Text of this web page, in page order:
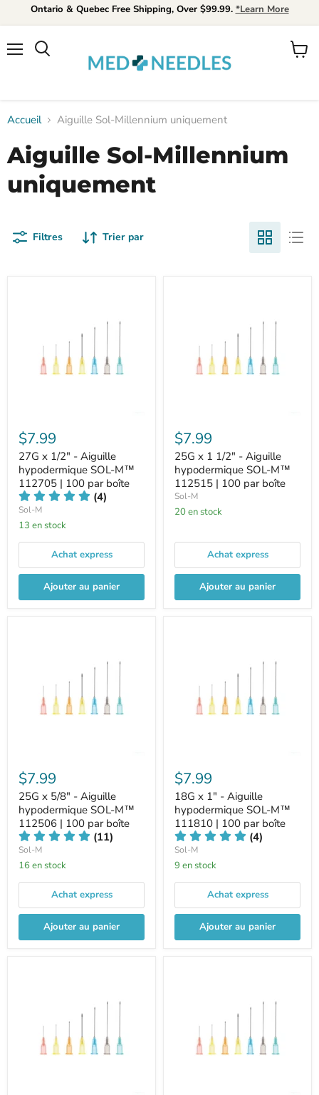
Ontario & Quebec Free Shipping, Over $99.99. *Learn More
Rechercher
Voir
Accueil Aiguille Sol-Millennium uniquement
Aiguille Sol-Millennium
uniquement
Filtres Trier par
$7.99
27G x 1/2" - Aiguille
hypodermique SOL-M™
112705 | 100 par boîte
(4)
Sol-M
13 en stock
Achat express
Ajouter au panier
$7.99
25G x 1 1/2" - Aiguille
hypodermique SOL-M™
112515 | 100 par boîte
Sol-M
20 en stock
Achat express
Ajouter au panier
$7.99
25G x 5/8" - Aiguille
hypodermique SOL-M™
112506 | 100 par boîte
(11)
Sol-M
16 en stock
Achat express
Ajouter au panier
$7.99
18G x 1" - Aiguille
hypodermique SOL-M™
111810 | 100 par boîte
(4)
Sol-M
9 en stock
Achat express
Ajouter au panier